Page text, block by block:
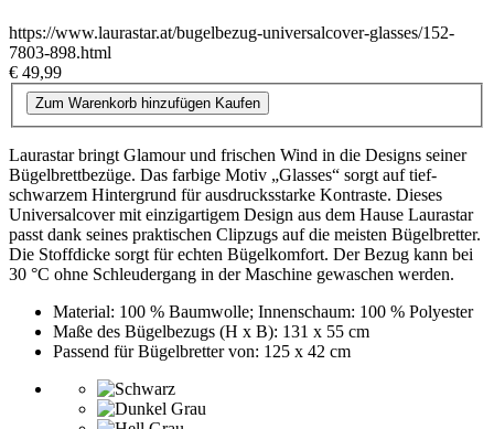
https://www.laurastar.at/bugelbezug-universalcover-glasses/152-
7803-898.html
€ 49,99
Zum Warenkorb hinzufügen Kaufen
Laurastar bringt Glamour und frischen Wind in die Designs seiner
Bügelbrettbezüge. Das farbige Motiv „Glasses“ sorgt auf tief-
schwarzem Hintergrund für ausdrucksstarke Kontraste. Dieses
Universalcover mit einzigartigem Design aus dem Hause Laurastar
passt dank seines praktischen Clipzugs auf die meisten Bügelbretter.
Die Stoffdicke sorgt für echten Bügelkomfort. Der Bezug kann bei
30 °C ohne Schleudergang in der Maschine gewaschen werden.
Material: 100 % Baumwolle; Innenschaum: 100 % Polyester
Maße des Bügelbezugs (H x B): 131 x 55 cm
Passend für Bügelbretter von: 125 x 42 cm